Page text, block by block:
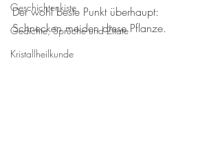
Geschichtenkiste
Gedichte, Sprüche und Zitate
Kristallheilkunde
Der wohl beste Punkt überhaupt:
Schnecken meiden diese Pflanze.